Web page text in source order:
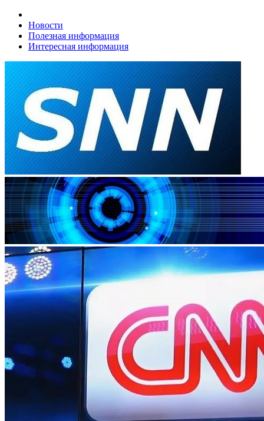
Новости
Полезная информация
Интересная информация